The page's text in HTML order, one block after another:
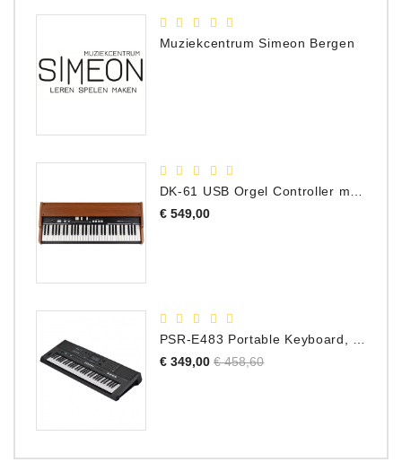
Muziekcentrum Simeon Bergen
€ 549,00Prijs
€ 349,00 Normale
€ 458,60Prijs